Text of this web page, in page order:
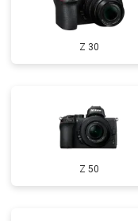
Z 30
Z 50